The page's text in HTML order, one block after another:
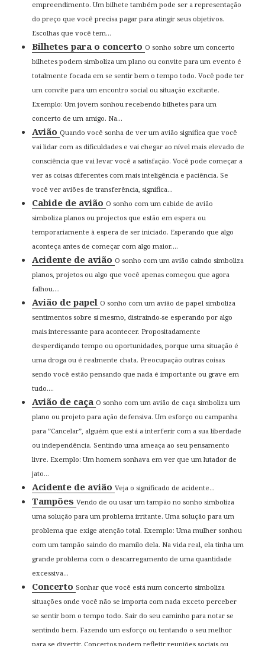
empreendimento. Um bilhete também pode ser a representação
do preço que você precisa pagar para atingir seus objetivos.
Escolhas que você tem...
Bilhetes para o concerto O sonho sobre um concerto
bilhetes podem simboliza um plano ou convite para um evento é
totalmente focada em se sentir bem o tempo todo. Você pode ter
um convite para um encontro social ou situação excitante.
Exemplo: Um jovem sonhou recebendo bilhetes para um
concerto de um amigo. Na...
AviãoQuando você sonha de ver um avião significa que você
vai lidar com as dificuldades e vai chegar ao nível mais elevado de
consciência que vai levar você a satisfação. Você pode começar a
ver as coisas diferentes com mais inteligência e paciência. Se
você ver aviões de transferência, significa...
Cabide de avião O sonho com um cabide de avião
simboliza planos ou projectos que estão em espera ou
temporariamente à espera de ser iniciado. Esperando que algo
aconteça antes de começar com algo maior....
Acidente de avião O sonho com um avião caindo simboliza
planos, projetos ou algo que você apenas começou que agora
falhou....
Avião de papel O sonho com um avião de papel simboliza
sentimentos sobre si mesmo, distraindo-se esperando por algo
mais interessante para acontecer. Propositadamente
desperdiçando tempo ou oportunidades, porque uma situação é
uma droga ou é realmente chata. Preocupação outras coisas
sendo você estão pensando que nada é importante ou grave em
tudo....
Avião de caça O sonho com um avião de caça simboliza um
plano ou projeto para ação defensiva. Um esforço ou campanha
para ”Cancelar”, alguém que está a interferir com a sua liberdade
ou independência. Sentindo uma ameaça ao seu pensamento
livre. Exemplo: Um homem sonhava em ver que um lutador de
jato...
Acidente de aviãoVeja o significado de acidente...
TampõesVendo de ou usar um tampão no sonho simboliza
uma solução para um problema irritante. Uma solução para um
problema que exige atenção total. Exemplo: Uma mulher sonhou
com um tampão saindo do mamilo dela. Na vida real, ela tinha um
grande problema com o descarregamento de uma quantidade
excessiva...
ConcertoSonhar que você está num concerto simboliza
situações onde você não se importa com nada exceto perceber
se sentir bom o tempo todo. Sair do seu caminho para notar se
sentindo bem. Fazendo um esforço ou tentando o seu melhor
para se divertir. Concertos podem refletir reuniões sociais ou